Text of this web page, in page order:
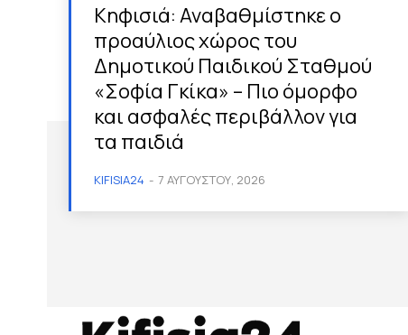
Κηφισιά: Αναβαθμίστηκε ο
προαύλιος χώρος του
Δημοτικού Παιδικού Σταθμού
«Σοφία Γκίκα» – Πιο όμορφο
και ασφαλές περιβάλλον για
τα παιδιά
KIFISIA24 - 7 ΑΥΓΟΎΣΤΟΥ, 2026